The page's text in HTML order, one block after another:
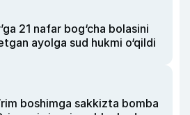
21 nafar bog‘cha bolasini
ayolga sud hukmi o‘qildi
boshimga sakkizta bomba